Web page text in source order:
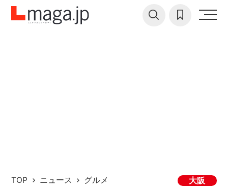
TOP ニュース グルメ 大阪